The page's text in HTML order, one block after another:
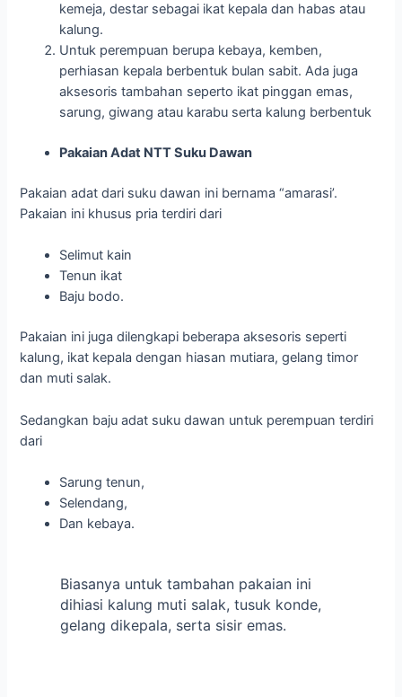
kemeja, destar sebagai ikat kepala dan habas atau
kalung.
Untuk perempuan berupa kebaya, kemben,
perhiasan kepala berbentuk bulan sabit. Ada juga
aksesoris tambahan seperto ikat pinggan emas,
sarung, giwang atau karabu serta kalung berbentuk
Pakaian Adat NTT Suku Dawan
Pakaian adat dari suku dawan ini bernama “amarasi’.
Pakaian ini khusus pria terdiri dari
Selimut kain
Tenun ikat
Baju bodo.
Pakaian ini juga dilengkapi beberapa aksesoris seperti
kalung, ikat kepala dengan hiasan mutiara, gelang timor
dan muti salak.
Sedangkan baju adat suku dawan untuk perempuan terdiri
dari
Sarung tenun,
Selendang,
Dan kebaya.
Biasanya untuk tambahan pakaian ini
dihiasi kalung muti salak, tusuk konde,
gelang dikepala, serta sisir emas.